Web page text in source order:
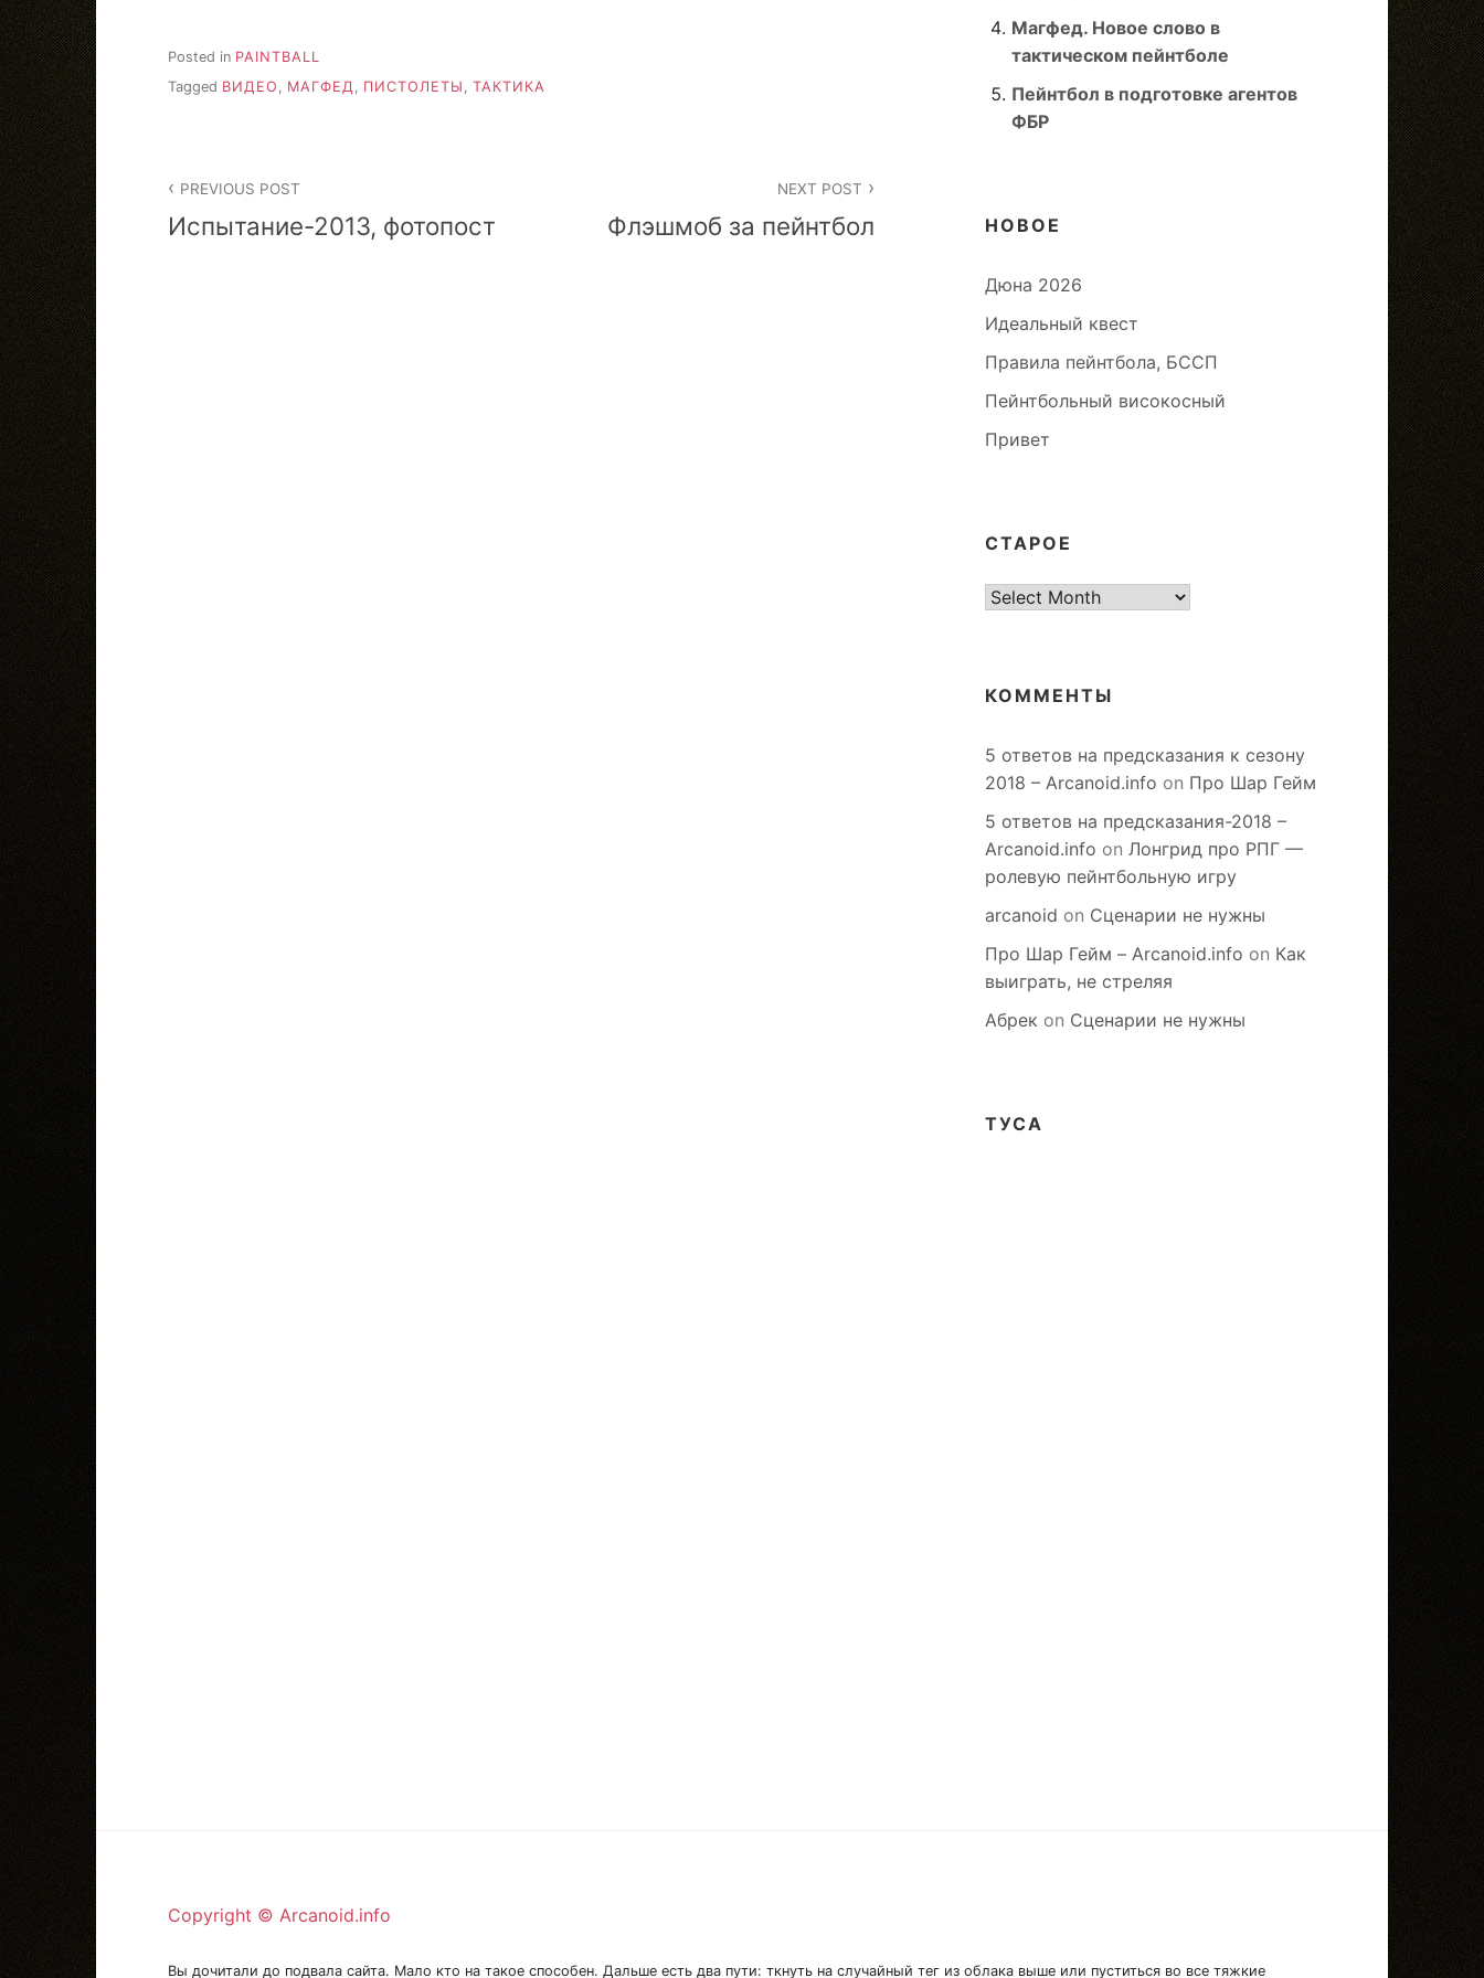
Posted in PAINTBALL
Tagged ВИДЕО МАГФЕД ПИСТОЛЕТЫ ТАКТИКА
navigation
PREVIOUS POST
Испытание-2013, фотопост
NEXT POST
Флэшмоб за пейнтбол
Магфед. Новое слово в
тактическом пейнтболе
Пейнтбол в подготовке агентов
ФБР
НОВОЕ
Дюна 2026
Идеальный квест
Правила пейнтбола, БССП
Пейнтбольный високосный
Привет
СТАРОЕ
старое
КОММЕНТЫ
5 ответов на предсказания к сезону
2018 – Arcanoid.info on Про Шар Гейм
5 ответов на предсказания-2018 –
Arcanoid.info on Лонгрид про РПГ —
ролевую пейнтбольную игру
arcanoid on Сценарии не нужны
Про Шар Гейм – Arcanoid.info on Как
выиграть, не стреляя
Абрек on Сценарии не нужны
ТУСА
Copyright © Arcanoid.info
Вы дочитали до подвала сайта. Мало кто на такое способен. Дальше есть два пути: ткнуть на случайный тег из облака выше или пуститься во все тяжкие